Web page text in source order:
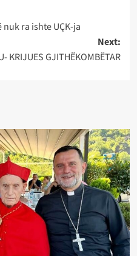
ra ishte UÇK-ja
Next:
KRIJUES GJITHËKOMBËTAR